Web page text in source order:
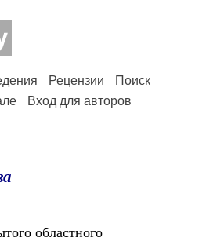
Рецензии
Поиск
Вход для авторов
областного